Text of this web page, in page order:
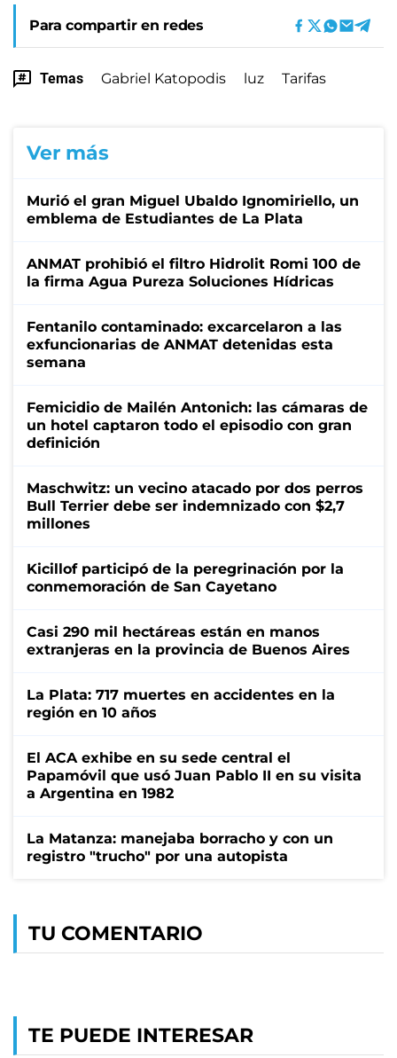
Para compartir en redes
Temas Gabriel Katopodis luz Tarifas
Ver más
Murió el gran Miguel Ubaldo Ignomiriello, un
emblema de Estudiantes de La Plata
ANMAT prohibió el filtro Hidrolit Romi 100 de
la firma Agua Pureza Soluciones Hídricas
Fentanilo contaminado: excarcelaron a las
exfuncionarias de ANMAT detenidas esta
semana
Femicidio de Mailén Antonich: las cámaras de
un hotel captaron todo el episodio con gran
definición
Maschwitz: un vecino atacado por dos perros
Bull Terrier debe ser indemnizado con $2,7
millones
Kicillof participó de la peregrinación por la
conmemoración de San Cayetano
Casi 290 mil hectáreas están en manos
extranjeras en la provincia de Buenos Aires
La Plata: 717 muertes en accidentes en la
región en 10 años
El ACA exhibe en su sede central el
Papamóvil que usó Juan Pablo II en su visita
a Argentina en 1982
La Matanza: manejaba borracho y con un
registro "trucho" por una autopista
TU COMENTARIO
TE PUEDE INTERESAR